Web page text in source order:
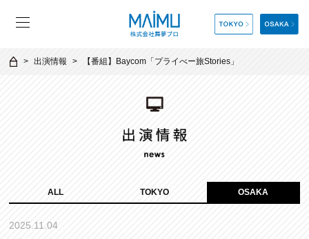
出演情報 【番組】Baycom「プライべー旅Stories」
ALL TOKYO OSAKA
2025.11.04